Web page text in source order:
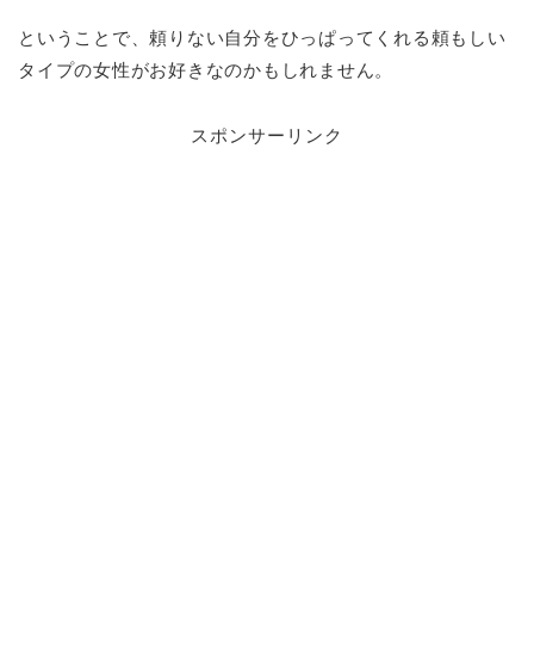
ということで、頼りない自分をひっぱってくれる頼もしい
タイプの女性がお好きなのかもしれません。
スポンサーリンク